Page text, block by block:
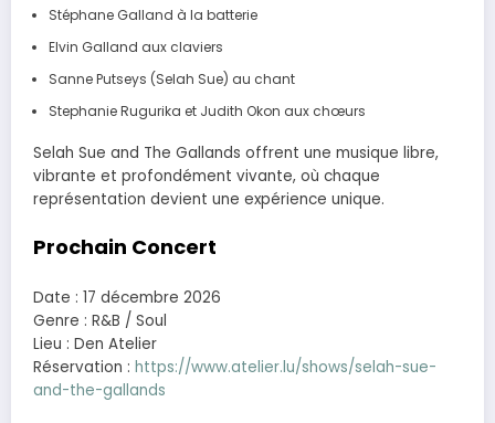
Stéphane Galland à la batterie
Elvin Galland aux claviers
Sanne Putseys (Selah Sue) au chant
Stephanie Rugurika et Judith Okon aux chœurs
Selah Sue and The Gallands offrent une musique libre,
vibrante et profondément vivante, où chaque
représentation devient une expérience unique.
Prochain Concert
Date : 17 décembre 2026
Genre : R&B / Soul
Lieu : Den Atelier
Réservation : https://www.atelier.lu/shows/selah-sue-
and-the-gallands